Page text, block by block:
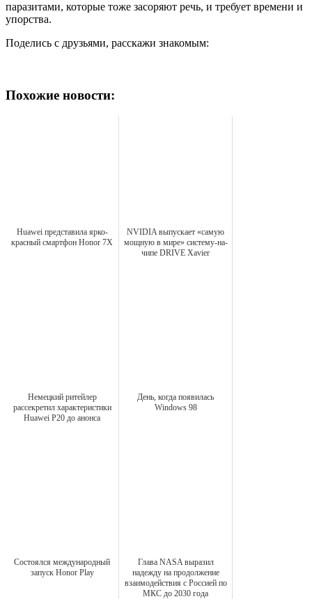
паразитами, которые тоже засоряют речь, и требует времени и
упорства.
Поделись с друзьями, расскажи знакомым:
Похожие новости:
Huawei представила ярко-
красный смартфон Honor 7X
NVIDIA выпускает «самую
мощную в мире» систему-на-
чипе DRIVE Xavier
Немецкий ритейлер
рассекретил характеристики
Huawei P20 до анонса
День, когда появилась
Windows 98
Состоялся международный
запуск Honor Play
Глава NASA выразил
надежду на продолжение
взаимодействия с Россией по
МКС до 2030 года